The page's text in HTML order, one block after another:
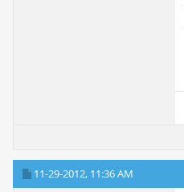
11-29-2012, 11:36 AM